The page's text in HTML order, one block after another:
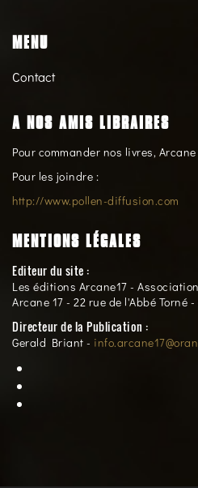
MENU
Contact
A NOS AMIS LIBRAIRES
Pour commander nos livres,
Pour les joindre :
http://www.pollen-diffusion.com
MENTIONS LÉGALES
Editeur du site :
Les éditions Arcane17 -
Arcane 17 - 22 rue de l'Abbé Torné
Directeur de la Publication :
Gerald Briant -